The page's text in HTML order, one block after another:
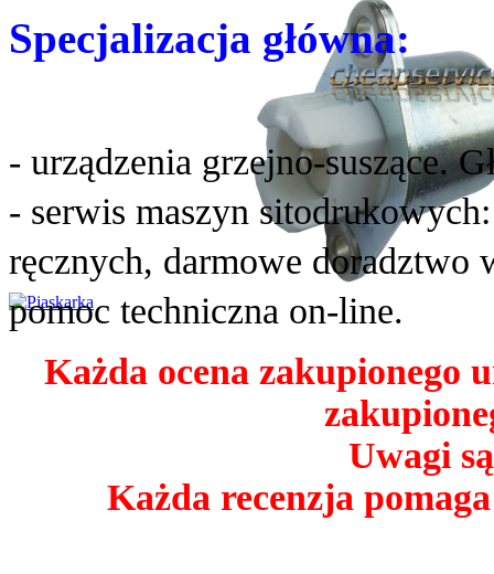
Specjalizacja główna:
- urządzenia grzejno-suszące.
- serwis maszyn
ręcznych, darmowe doradztwo
pomoc techniczna on-line.
Każda ocena zakupionego
Uwagi
Każda recenzja